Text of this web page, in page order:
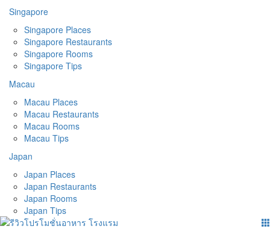
Singapore
Singapore Places
Singapore Restaurants
Singapore Rooms
Singapore Tips
Macau
Macau Places
Macau Restaurants
Macau Rooms
Macau Tips
Japan
Japan Places
Japan Restaurants
Japan Rooms
Japan Tips